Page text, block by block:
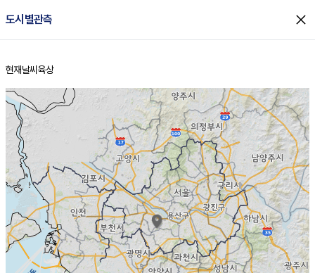
도시별관측 close
홈
현재날씨 육상